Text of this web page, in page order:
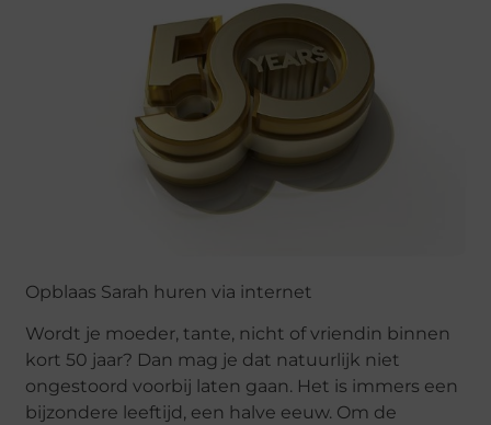
Opblaas Sarah huren via internet
Wordt je moeder, tante, nicht of vriendin binnen
kort 50 jaar? Dan mag je dat natuurlijk niet
ongestoord voorbij laten gaan. Het is immers een
bijzondere leeftijd, een halve eeuw. Om de